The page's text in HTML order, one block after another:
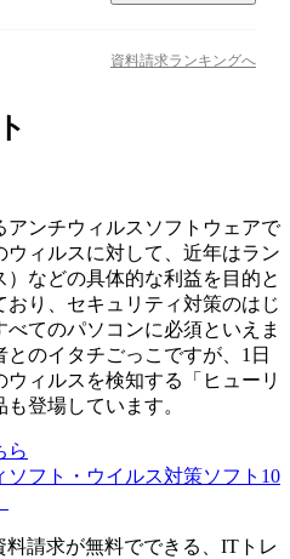
資料請求ランキングへ
アンチウィルスソフトウェアで
ィルスに対して、近年はラン
などの具体的な利益を目的と
り、セキュリティ対策のはじ
てのパソコンに必須といえま
のイタチごっこですが、1日
ィルスを検知する「ヒューリ
登場しています。
ら
ソフト・ウイルス対策ソフト10
請求が無料でできる、ITトレ